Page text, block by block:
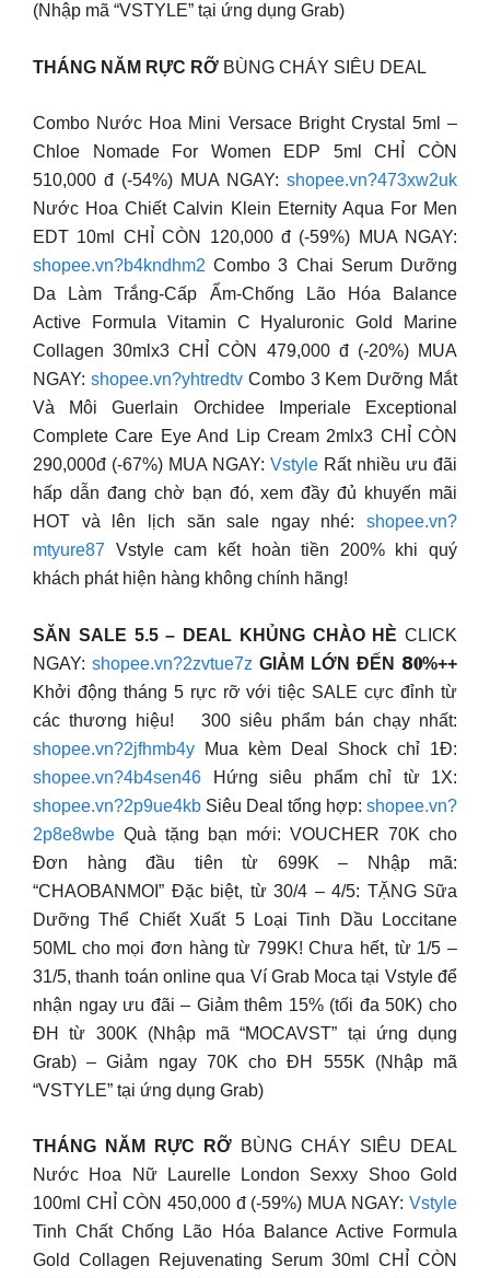
(Nhập mã “VSTYLE” tại ứng dụng Grab)
THÁNG NĂM RỰC RỠ BÙNG CHÁY SIÊU DEAL
Combo Nước Hoa Mini Versace Bright Crystal 5ml –
Chloe Nomade For Women EDP 5ml CHỈ CÒN
510,000 đ (-54%) MUA NGAY: shopee.vn?473xw2uk
Nước Hoa Chiết Calvin Klein Eternity Aqua For Men
EDT 10ml CHỈ CÒN 120,000 đ (-59%) MUA NGAY:
shopee.vn?b4kndhm2 Combo 3 Chai Serum Dưỡng
Da Làm Trắng-Cấp Ẩm-Chống Lão Hóa Balance
Active Formula Vitamin C Hyaluronic Gold Marine
Collagen 30mlx3 CHỈ CÒN 479,000 đ (-20%) MUA
NGAY: shopee.vn?yhtredtvCombo 3 Kem Dưỡng Mắt
Và Môi Guerlain Orchidee Imperiale Exceptional
Complete Care Eye And Lip Cream 2mlx3 CHỈ CÒN
290,000đ (-67%) MUA NGAY: Vstyle Rất nhiều ưu đãi
hấp dẫn đang chờ bạn đó, xem đầy đủ khuyến mãi
HOT và lên lịch săn sale ngay nhé: shopee.vn?
mtyure87 Vstyle cam kết hoàn tiền 200% khi quý
khách phát hiện hàng không chính hãng!
SĂN SALE 5.5 – DEAL KHỦNG CHÀO HÈ CLICK
NGAY: shopee.vn?2zvtue7z GIẢM LỚN ĐẾN 𝟴𝟎%++
Khởi động tháng 5 rực rỡ với tiệc SALE cực đỉnh từ
các thương hiệu! 300 siêu phẩm bán chạy nhất:
shopee.vn?2jfhmb4y Mua kèm Deal Shock chỉ 1Đ:
shopee.vn?4b4sen46 Hứng siêu phẩm chỉ từ 1X:
shopee.vn?2p9ue4kb Siêu Deal tổng hợp: shopee.vn?
2p8e8wbe Quà tặng bạn mới: VOUCHER 70K cho
Đơn hàng đầu tiên từ 699K – Nhập mã:
“CHAOBANMOI” Đặc biệt, từ 30/4 – 4/5: TẶNG Sữa
Dưỡng Thể Chiết Xuất 5 Loại Tinh Dầu Loccitane
50ML cho mọi đơn hàng từ 799K! Chưa hết, từ 1/5 –
31/5, thanh toán online qua Ví Grab Moca tại Vstyle để
nhận ngay ưu đãi – Giảm thêm 15% (tối đa 50K) cho
ĐH từ 300K (Nhập mã “MOCAVST” tại ứng dụng
Grab) – Giảm ngay 70K cho ĐH 555K (Nhập mã
“VSTYLE” tại ứng dụng Grab)
THÁNG NĂM RỰC RỠ BÙNG CHÁY SIÊU DEAL
Nước Hoa Nữ Laurelle London Sexxy Shoo Gold
100ml CHỈ CÒN 450,000 đ (-59%) MUA NGAY: Vstyle
Tinh Chất Chống Lão Hóa Balance Active Formula
Gold Collagen Rejuvenating Serum 30ml CHỈ CÒN